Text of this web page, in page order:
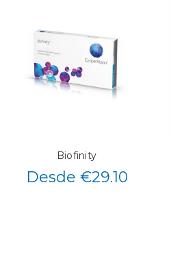
Biofinity
Desde €29.10